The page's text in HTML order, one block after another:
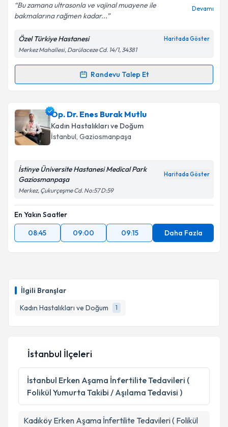
İlgili Branşlar
Kadın Hastalıkları ve Doğum
1
Kişisel verilerimin işlenmesine ilişkin
Aydınlatma
Metni'ni okudum ve kişisel verilerimin belirtilen
kapsamda işlenmesini kabul ediyorum.
Bu zamana ultrasonla ve vajinal muayene ile
bakmalarına rağmen kadar...
Devamı
Özel Türkiye Hastanesi Haritada Göster
Merkez Mahallesi, Darülaceze Cd. 14/1, 34381
Randevu Talep Et
Randevu Takvimi Talebi
Op. Dr. Şakir Volkan Erdoğaniçin randevu takvimi
talebi oluşturun. Size bu uzmandan randevu almanız
için bir takvim hazırlandığında e-posta ile
bilgilendireceğiz.
E-posta Adresiniz
Kişisel verilerimin işlenmesine ilişkin
Metni'ni okudum ve kişisel verilerimin belirtilen
kapsamda işlenmesini kabul ediyorum.
Op. Dr. Enes Burak Mutlu
Kadın Hastalıkları ve Doğum
İstanbul, Gaziosmanpaşa
İstinye Üniversite Hastanesi Medical Park
Gaziosmanpaşa
Haritada Göster
Merkez, Çukurçeşme Cd. No:57 D:59
En Yakın Saatler
08:45
09:00 09:15 Daha Fazla
İstanbul İlçeleri
İstanbul Erken Aşama İnfertilite Tedavileri (
Folikül Yumurta Takibi / Aşılama Tedavisi )
Kadıköy Erken Aşama İnfertilite Tedavileri ( Folikül